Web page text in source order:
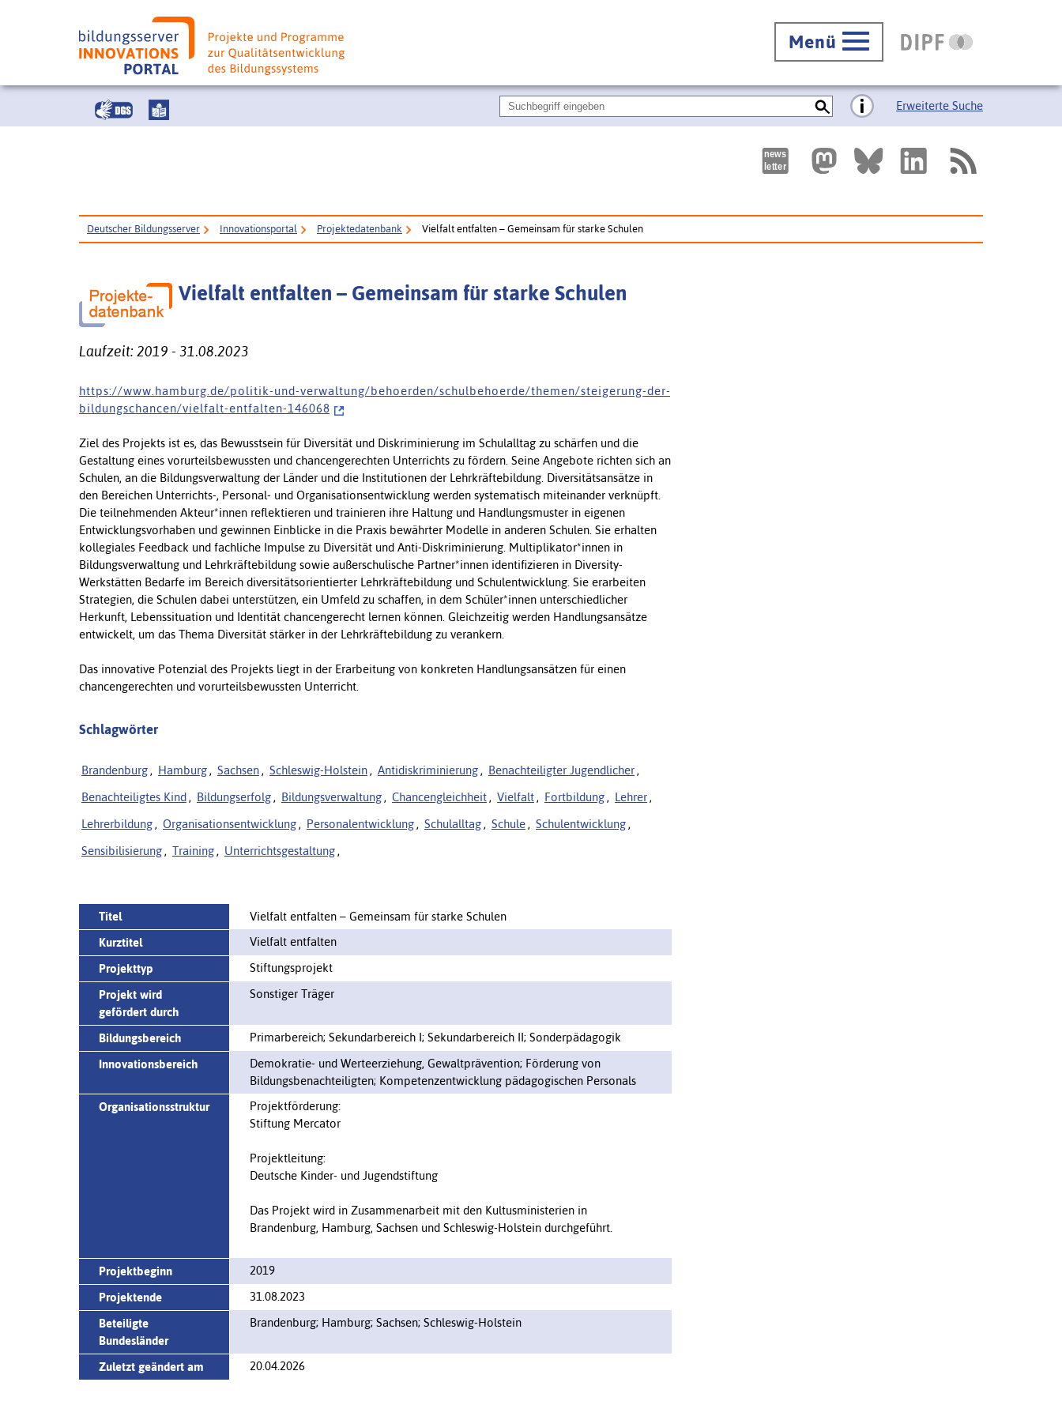
Menü
Erweiterte Suche
Deutscher Bildungsserver Innovationsportal Projektedatenbank Vielfalt entfalten – Gemeinsam für starke Schulen
Vielfalt entfalten – Gemeinsam für starke Schulen
Laufzeit: 2019 - 31.08.2023
h t t p s : / / w w w . h a m b u r g . d e / p o l i t i k - u n d - v e r w a l t u n g / b e h o e r d e n / s c h u l b e h o e r d e / t h e m e n / s t e i g e r u n g - d e r -
b i l d u n g s c h a n c e n / v i e l f a l t - e n t f a l t e n - 1 4 6 0 6 8
Ziel des Projekts ist es, das Bewusstsein für Diversität und Diskriminierung im Schulalltag zu schärfen und die
Gestaltung eines vorurteilsbewussten und chancengerechten Unterrichts zu fördern. Seine Angebote richten sich an
Schulen, an die Bildungsverwaltung der Länder und die Institutionen der Lehrkräftebildung. Diversitätsansätze in
den Bereichen Unterrichts-, Personal- und Organisationsentwicklung werden systematisch miteinander verknüpft.
Die teilnehmenden Akteur*innen reflektieren und trainieren ihre Haltung und Handlungsmuster in eigenen
Entwicklungsvorhaben und gewinnen Einblicke in die Praxis bewährter Modelle in anderen Schulen. Sie erhalten
kollegiales Feedback und fachliche Impulse zu Diversität und Anti-Diskriminierung. Multiplikator*innen in
Bildungsverwaltung und Lehrkräftebildung sowie außerschulische Partner*innen identifizieren in Diversity-
Werkstätten Bedarfe im Bereich diversitätsorientierter Lehrkräftebildung und Schulentwicklung. Sie erarbeiten
Strategien, die Schulen dabei unterstützen, ein Umfeld zu schaffen, in dem Schüler*innen unterschiedlicher
Herkunft, Lebenssituation und Identität chancengerecht lernen können. Gleichzeitig werden Handlungsansätze
entwickelt, um das Thema Diversität stärker in der Lehrkräftebildung zu verankern.
Das innovative Potenzial des Projekts liegt in der Erarbeitung von konkreten Handlungsansätzen für einen
chancengerechten und vorurteilsbewussten Unterricht.
Schlagwörter
Brandenburg , Hamburg , Sachsen , Schleswig-Holstein , Antidiskriminierung , Benachteiligter Jugendlicher ,
Benachteiligtes Kind , Bildungserfolg , Bildungsverwaltung , Chancengleichheit , Vielfalt , Fortbildung , Lehrer ,
Lehrerbildung , Organisationsentwicklung , Personalentwicklung , Schulalltag , Schule , Schulentwicklung ,
Sensibilisierung , Training , Unterrichtsgestaltung ,
Titel
Vielfalt entfalten – Gemeinsam für starke Schulen
Kurztitel
Vielfalt entfalten
Projekttyp
Stiftungsprojekt
Projekt wird
gefördert durch
Sonstiger Träger
Bildungsbereich
Primarbereich; Sekundarbereich I; Sekundarbereich II; Sonderpädagogik
Innovationsbereich
Demokratie- und Werteerziehung, Gewaltprävention; Förderung von
Bildungsbenachteiligten; Kompetenzentwicklung pädagogischen Personals
Organisationsstruktur
Projektförderung:
Stiftung Mercator
Projektleitung:
Deutsche Kinder- und Jugendstiftung
Das Projekt wird in Zusammenarbeit mit den Kultusministerien in
Brandenburg, Hamburg, Sachsen und Schleswig-Holstein durchgeführt.
Projektbeginn
2019
Projektende
31.08.2023
Beteiligte
Bundesländer
Brandenburg; Hamburg; Sachsen; Schleswig-Holstein
Zuletzt geändert am 20.04.2026